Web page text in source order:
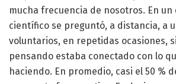
mucha frecuencia de nosotros. En
científico se preguntó, a distancia, a
voluntarios, en repetidas ocasiones,
pensando estaba conectado con lo
haciendo. En promedio, casi el 50 %